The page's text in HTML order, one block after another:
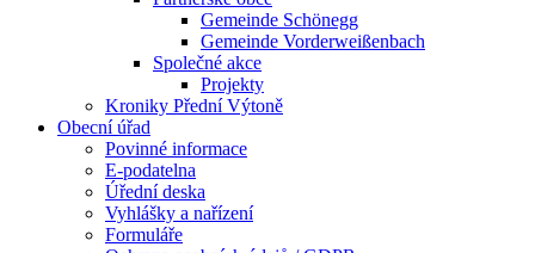
Gemeinde Schönegg
Gemeinde Vorderweißenbach
Společné akce
Projekty
Kroniky Přední Výtoně
Obecní úřad
Povinné informace
E-podatelna
Úřední deska
Vyhlášky a nařízení
Formuláře